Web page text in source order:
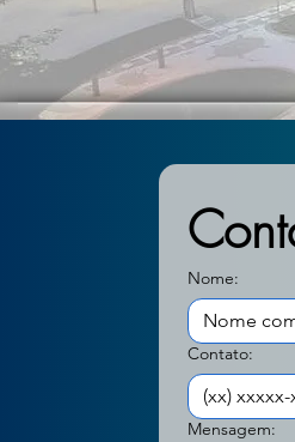
Nome:
Contato:
Mensagem: